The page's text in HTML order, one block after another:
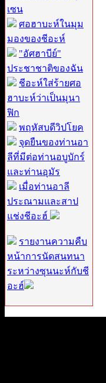
เซน
ศอฮาบะห์ในมุม
มองของชีอะห์
"อัศฮาบีย์"
ประชาชาติของฉัน
ชีอะห์ใส่ร้ายศอ
ฮาบะห์ว่าเป็นมุนา
ฟิก
พฤหัสบดีวิปโยค
จุดยืนของท่านอา
ลีที่มีต่อท่านอบูบักร์
และท่านอุมัร
เมื่อท่านอาลี
ประณามและสาป
แช่งชีอะฮ์
รายงานความคืบ
หน้าการนัดสนทนา
ระหว่างซุนนะห์กับชี
อะฮ์